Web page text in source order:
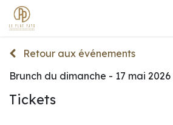
Retour aux événements
Brunch du dimanche - 17 mai 2026
Tickets